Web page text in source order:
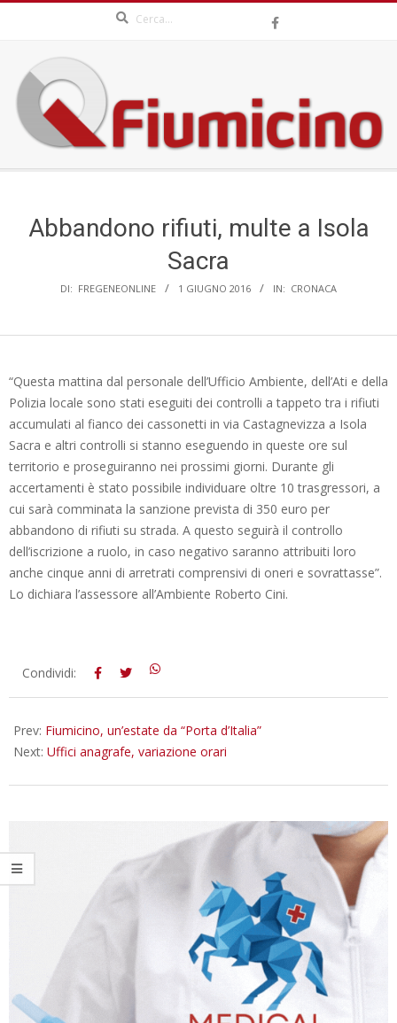
content
QFIUMICINO.COM
Abbandono rifiuti, multe a Isola
Sacra
DI: FREGENEONLINE 1 GIUGNO 2016 IN: CRONACA
“Questa mattina dal personale dell’Ufficio Ambiente, dell’Ati e della
Polizia locale sono stati eseguiti dei controlli a tappeto tra i rifiuti
accumulati al fianco dei cassonetti in via Castagnevizza a Isola
Sacra e altri controlli si stanno eseguendo in queste ore sul
territorio e proseguiranno nei prossimi giorni. Durante gli
accertamenti è stato possibile individuare oltre 10 trasgressori, a
cui sarà comminata la sanzione prevista di 350 euro per
abbandono di rifiuti su strada. A questo seguirà il controllo
dell’iscrizione a ruolo, in caso negativo saranno attribuiti loro
anche cinque anni di arretrati comprensivi di oneri e sovrattasse”.
Lo dichiara l’assessore all’Ambiente Roberto Cini.
2016-
Condividi:
Prev: Fiumicino, un’estate da “Porta d’Italia”
Next: Uffici anagrafe, variazione orari